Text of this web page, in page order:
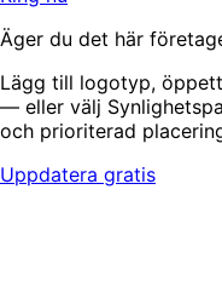
Äger du det här
Lägg till logotyp,
— eller välj
och prioriterad
Uppdatera gratis